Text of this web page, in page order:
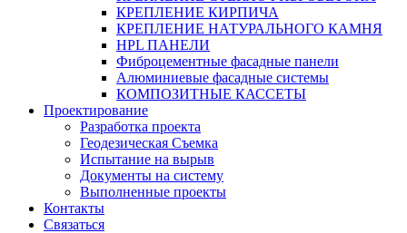
КРЕПЛЕНИЕ КИРПИЧА
КРЕПЛЕНИЕ НАТУРАЛЬНОГО КАМНЯ
HPL ПАНЕЛИ
Фиброцементные фасадные панели
Алюминиевые фасадные системы
КОМПОЗИТНЫЕ КАССЕТЫ
Проектирование
Разработка проекта
Геодезическая Съемка
Испытание на вырыв
Документы на систему
Выполненные проекты
Контакты
Связаться